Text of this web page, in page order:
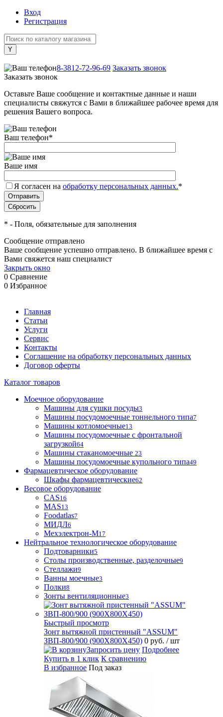
Вход
Регистрация
8-3812-72-96-69 Заказать звонок
Заказать звонок
Оставьте Ваше сообщение и контактные данные и наши
специалисты свяжутся с Вами в ближайшее рабочее время для
решения Вашего вопроса.
Ваш телефон*
Ваше имя
Я согласен на обработку персональных данных.*
* - Поля, обязательные для заполнения
Сообщение отправлено
Ваше сообщение успешно отправлено. В ближайшее время с
Вами свяжется наш специалист
Закрыть окно
0 Сравнение
0 Избранное
Главная
Статьи
Услуги
Сервис
Контакты
Соглашение на обработку персональных данных
Договор оферты
Каталог товаров
Моечное оборудование
Машины для сушки посуды3
Машины посудомоечные тоннельного типа7
Машины котломоечные13
Машины посудомоечные с фронтальной
загрузкой64
Машины стаканомоечные 23
Машины посудомоечные купольного типа49
Фармацевтическое оборудование
Шкафы фармацевтические62
Весовое оборудование
CAS16
MAS13
Foodatlas7
МИДЛ6
Мехэлектрон-М17
Нейтральное технологическое оборудование
Подтоварники5
Столы производственные, разделочные9
Стеллажи9
Ванны моечные3
Полки8
Зонты вентиляционные3
Быстрый просмотр
Зонт вытяжной пристенный "ASSUM"
ЗВП-800/900 (900Х800Х450) 0 руб. / шт
Запросить цену Подробнее
Купить в 1 клик К сравнению
В избранное Под заказ